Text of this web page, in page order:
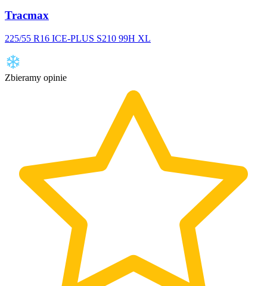
Tracmax
225/55 R16 ICE-PLUS S210 99H XL
Zbieramy opinie